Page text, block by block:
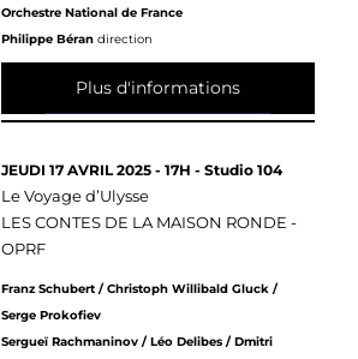
Orchestre National de France
Philippe Bérandirection
Plus d'informations
JEUDI 17 AVRIL 2025 - 17H - Studio 104
Le Voyage d’Ulysse
LES CONTES DE LA MAISON RONDE -
OPRF
Franz Schubert / Christoph Willibald Gluck /
Serge Prokofiev
Sergueï Rachmaninov / Léo Delibes / Dmitri